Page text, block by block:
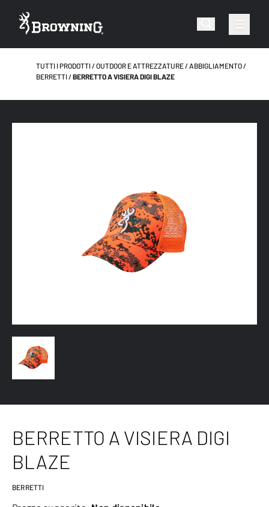
TUTTI I PRODOTTI OUTDOOR E ATTREZZATURE
ABBIGLIAMENTO
BERRETTI
BERRETTO A VISIERA DIGI BLAZE
BERRETTO A VISIERA DIGI
BLAZE
BERRETTI